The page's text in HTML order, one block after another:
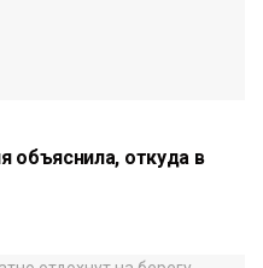
объяснила, откуда в